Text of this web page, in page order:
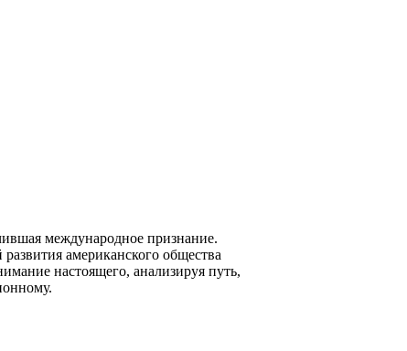
международное признание.
американского общества
настоящего, анализируя путь,